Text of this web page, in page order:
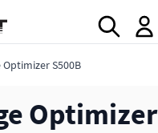
Optimizer S500B
Optimizer